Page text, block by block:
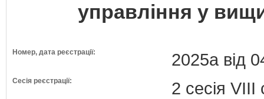
управління у
Номер, дата реєстрації: 2025а від
Сесія реєстрації: 2 сесія VIII